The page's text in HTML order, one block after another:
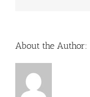
About the Author: